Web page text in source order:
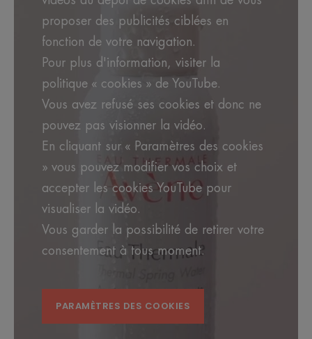
Avantages
Le Spray d'Eau thermale d'Avène, apporte, d'un
geste, apaisement et soulagement aux peaux
sensibles. Toute son efficacité est préservée intacte
et pure et chaque goutte apaise, renforce et
rééquilibre les sensations d'inconfort, pour en faire
une véritable Eau de soin unique.
Bénéfices
• APAISE : diminution de la sensibilité de la peau
de 64 %*.
• RENFORCE : la barrière cutanée des peaux
sensibles, grâce à son équilibre
Calcium/Magnesium idéal.
peau et sa sensibilité pour la maintenir en bonne
proposer des publicités ciblées en
fonction de votre navigation.
Pour plus d'information, visiter la
politique « cookies » de YouTube.
Vous avez refusé ses cookies et donc ne
pouvez pas visionner la vidéo.
En cliquant sur « Paramètres des cookies
» vous pouvez modifier vos choix et
accepter les cookies YouTube pour
visualiser la vidéo.
Vous garder la possibilité de retirer votre
consentement à tous moment.
PARAMÈTRES DES COOKIES